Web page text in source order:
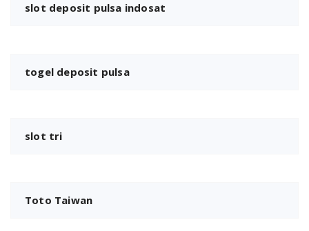
slot deposit pulsa indosat
togel deposit pulsa
slot tri
Toto Taiwan